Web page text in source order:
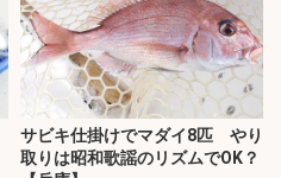
サビキ仕掛けでマダイ8匹 やり
取りは昭和歌謡のリズムでOK？